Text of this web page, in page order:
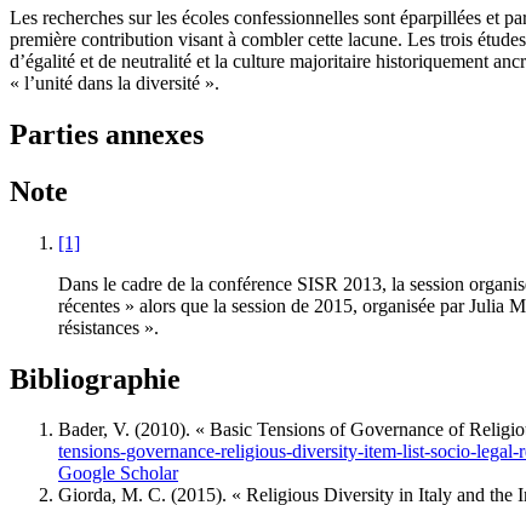
Les recherches sur les écoles confessionnelles sont éparpillées et
première contribution visant à combler cette lacune. Les trois
d’égalité et de neutralité et la culture majoritaire historiquement
« l’unité dans la diversité ».
Parties annexes
Note
[1]
Dans le cadre de la conférence SISR 2013, la session
récentes » alors que la session de 2015, organisée par Julia
résistances ».
Bibliographie
Bader, V. (2010). « Basic Tensions of Governance of
tensions-governance-religious-diversity-item-list-socio-legal-
Google Scholar
Giorda, M. C. (2015). « Religious Diversity in Italy and the